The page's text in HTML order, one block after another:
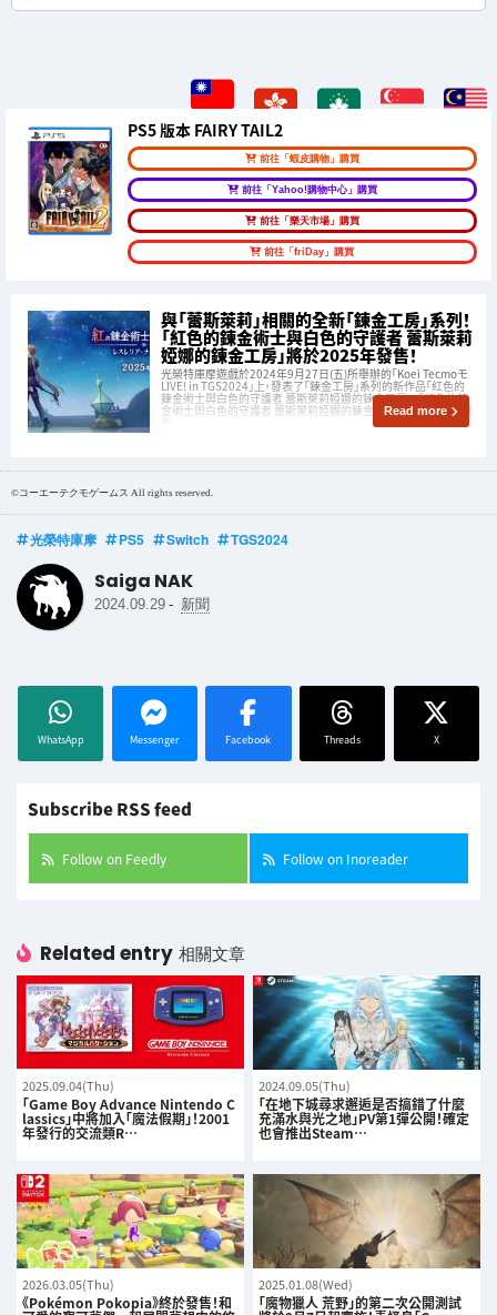
PS5 版本 FAIRY TAIL2
前往「蝦皮購物」購買
前往「Yahoo!購物中心」購買
前往「樂天市場」購買
前往「friDay」購買
與「蕾斯萊莉」相關的全新「鍊金工房」系列！
「紅色的鍊金術士與白色的守護者 蕾斯萊莉
婭娜的鍊金工房」將於2025年發售！
光榮特庫摩遊戲於2024年9月27日(五)所舉辦的「Koei Tecmoモ
LIVE! in TGS2024」上，發表了「鍊金工房」系列的新作品「紅色的
鍊金術士與白色的守護者 蕾斯萊莉婭娜的鍊金工房」。「紅色的鍊
金術士與白色的守護者 蕾斯萊莉婭娜的鍊金工房」將於2025年發
Read more
©コーエーテクモゲームス All rights reserved.
光榮特庫摩 PS5 Switch TGS2024
Saiga NAK
2024.09.29 - 新聞
WhatsApp Messenger Facebook Threads X
Subscribe RSS feed
Follow on Feedly Follow on Inoreader
Related entry 相關文章
2025.09.04(Thu)
「Game Boy Advance Nintendo C
lassics」中將加入「魔法假期」！2001
年發行的交流類R…
2024.09.05(Thu)
「在地下城尋求邂逅是否搞錯了什麼
充滿水與光之地」PV第1彈公開！確定
也會推出Steam…
2026.03.05(Thu)
《Pokémon Pokopia》終於發售！和
2025.01.08(Wed)
「魔物獵人 荒野」的第二次公開測試